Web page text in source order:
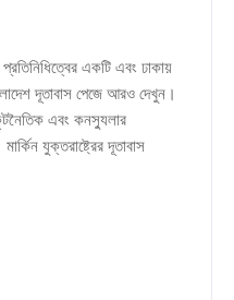
প্রতিনিধিত্বের একটি এবং ঢাকায়
দূতাবাস পেজে আরও দেখুন।
কূটনৈতিক এবং কনস্যুলার
যুক্তরাষ্ট্রের দূতাবাস